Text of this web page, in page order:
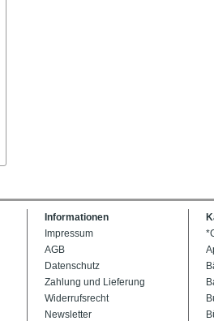
Informationen
Impressum
AGB
Datenschutz
Zahlung und Lieferung
Widerrufsrecht
Newsletter